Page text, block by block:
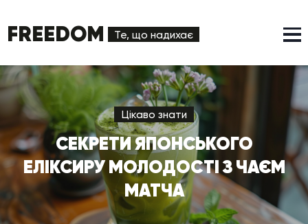
FREEDOM Те, що надихає
Цікаво знати
СЕКРЕТИ ЯПОНСЬКОГО
ЕЛІКСИРУ МОЛОДОСТІ З ЧАЄМ
МАТЧА